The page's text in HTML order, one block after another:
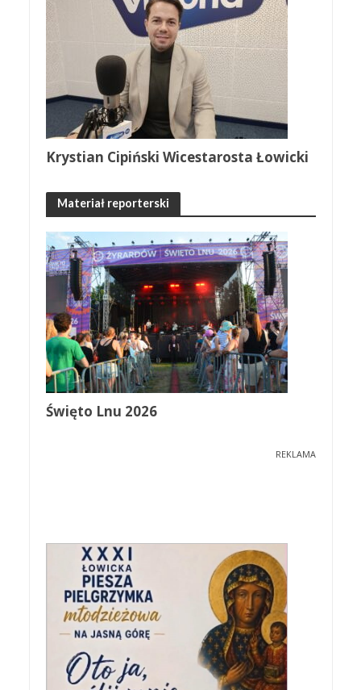
Krystian Cipiński Wicestarosta Łowicki
Materiał reporterski
Święto Lnu 2026
REKLAMA